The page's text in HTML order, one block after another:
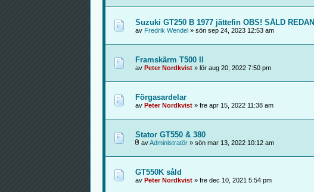
Suzuki GT250 B 1977 jättefin OBS! SÅLD REDAN
av Fredrik Wendel» sön sep 24, 2023 12:53 am
Framskärm T500 II
av Peter Nordkvist» lör aug 20, 2022 7:50 pm
Förgasardelar
av Peter Nordkvist» fre apr 15, 2022 11:38 am
Stator GT550 & 380
avAdministratör» sön mar 13, 2022 10:12 am
GT550K såld
av Peter Nordkvist» fre dec 10, 2021 5:54 pm